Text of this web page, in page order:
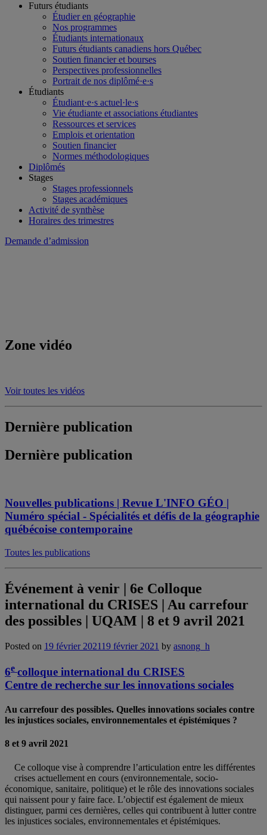
Futurs étudiants
Étudier en géographie
Nos programmes
Étudiants internationaux
Futurs étudiants canadiens hors Québec
Soutien financier et bourses
Perspectives professionnelles
Portrait de nos diplômé·e·s
Étudiants
Étudiant·e·s actuel·le·s
Vie étudiante et associations étudiantes
Ressources et services
Emplois et orientation
Soutien financier
Normes méthodologiques
Diplômés
Stages
Stages professionnels
Stages académiques
Activité de synthèse
Horaires des trimestres
Demande d’admission
Zone vidéo
Voir toutes les vidéos
Dernière publication
Dernière publication
Nouvelles publications | Revue L'INFO GÉO |
Numéro spécial - Spécialités et défis de la géographie
québécoise contemporaine
Toutes les publications
Événement à venir | 6e Colloque
international du CRISES | Au carrefour
des possibles | UQAM | 8 et 9 avril 2021
Posted on 19 février 202119 février 2021 by asnong_h
6e colloque international du CRISES
Centre de recherche sur les innovations sociales
Au carrefour des possibles. Quelles innovations sociales contre
les injustices sociales, environnementales et épistémiques ?
8 et 9 avril 2021
Ce colloque vise à comprendre l’articulation entre les différentes
crises actuellement en cours (environnementale, socio-
économique, sanitaire, politique) et le rôle des innovations sociales
qui naissent pour y faire face. L’objectif est également de mieux
distinguer, parmi ces dernières, celles qui contribuent à lutter contre
les injustices sociales, environnementales et épistémiques.